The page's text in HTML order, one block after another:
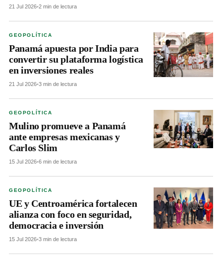
21 Jul 2026•2 min de lectura
GEOPOLÍTICA
Panamá apuesta por India para
convertir su plataforma logística
en inversiones reales
21 Jul 2026•3 min de lectura
GEOPOLÍTICA
Mulino promueve a Panamá
ante empresas mexicanas y
Carlos Slim
15 Jul 2026•6 min de lectura
GEOPOLÍTICA
UE y Centroamérica fortalecen
alianza con foco en seguridad,
democracia e inversión
15 Jul 2026•3 min de lectura